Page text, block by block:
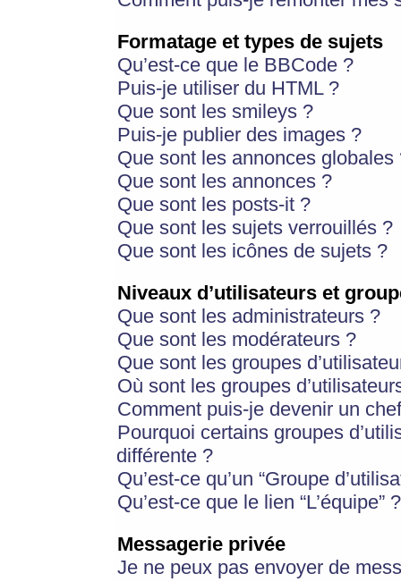
Formatage et types de sujets
Qu’est-ce que le BBCode ?
Puis-je utiliser du HTML ?
Que sont les smileys ?
Puis-je publier des images ?
Que sont les annonces globales
Que sont les annonces ?
Que sont les posts-it ?
Que sont les sujets verrouillés ?
Que sont les icônes de sujets ?
Niveaux d’utilisateurs et
Que sont les administrateurs ?
Que sont les modérateurs ?
Que sont les groupes
Où sont les groupes
Comment puis-je devenir un
Pourquoi certains groupes
différente ?
Qu’est-ce qu’un “Groupe
Qu’est-ce que le lien “L’équipe” ?
Messagerie privée
Je ne peux pas envoyer de